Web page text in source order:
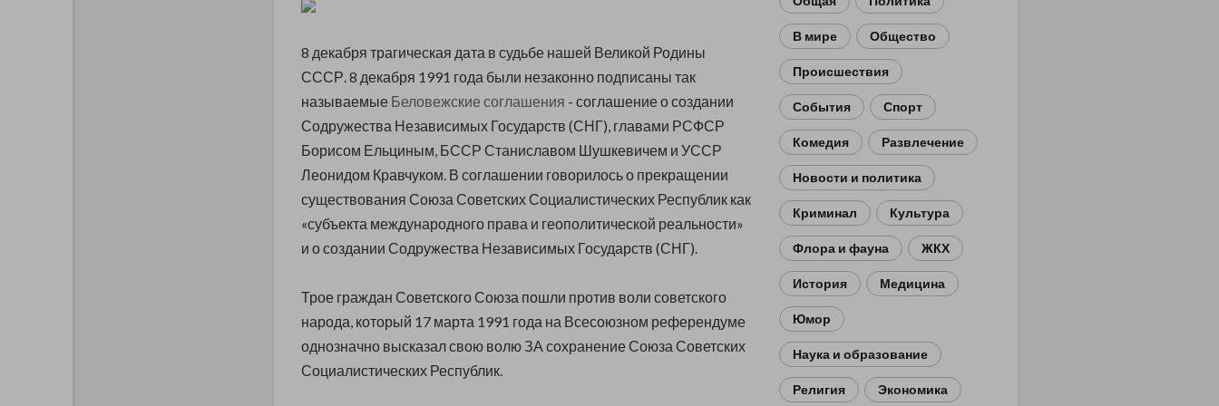
8 декабря трагическая дата в судьбе нашей Великой Родины
СССР. 8 декабря 1991 года были незаконно подписаны так
называемые Беловежские соглашения - соглашение о создании
Содружества Независимых Государств (СНГ), главами РСФСР
Борисом Ельциным, БССР Станиславом Шушкевичем и УССР
Леонидом Кравчуком. В соглашении говорилось о прекращении
существования Союза Советских Социалистических Республик как
«субъекта международного права и геополитической реальности»
и о создании Содружества Независимых Государств (СНГ).
Трое граждан Советского Союза пошли против воли советского
народа, который 17 марта 1991 года на Всесоюзном референдуме
однозначно высказал свою волю ЗА сохранение Союза Советских
Социалистических Республик.
В мире Общество
Происшествия
События Спорт
Комедия Развлечение
Новости и политика
Криминал Культура
Флора и фауна ЖКХ
История Медицина
Юмор
Наука и образование
Религия Экономика